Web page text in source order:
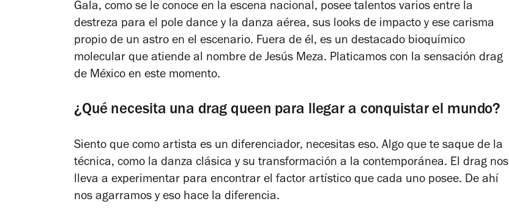
Gala, como se le conoce en la escena nacional, posee talentos varios entre la
destreza para el pole dance y la danza aérea, sus looks de impacto y ese carisma
propio de un astro en el escenario. Fuera de él, es un destacado bioquímico
molecular que atiende al nombre de Jesús Meza. Platicamos con la sensación drag
de México en este momento.
¿Qué necesita una drag queen para llegar a conquistar el mundo?
Siento que como artista es un diferenciador, necesitas eso. Algo que te saque de la
técnica, como la danza clásica y su transformación a la contemporánea. El drag nos
lleva a experimentar para encontrar el factor artístico que cada uno posee. De ahí
nos agarramos y eso hace la diferencia.